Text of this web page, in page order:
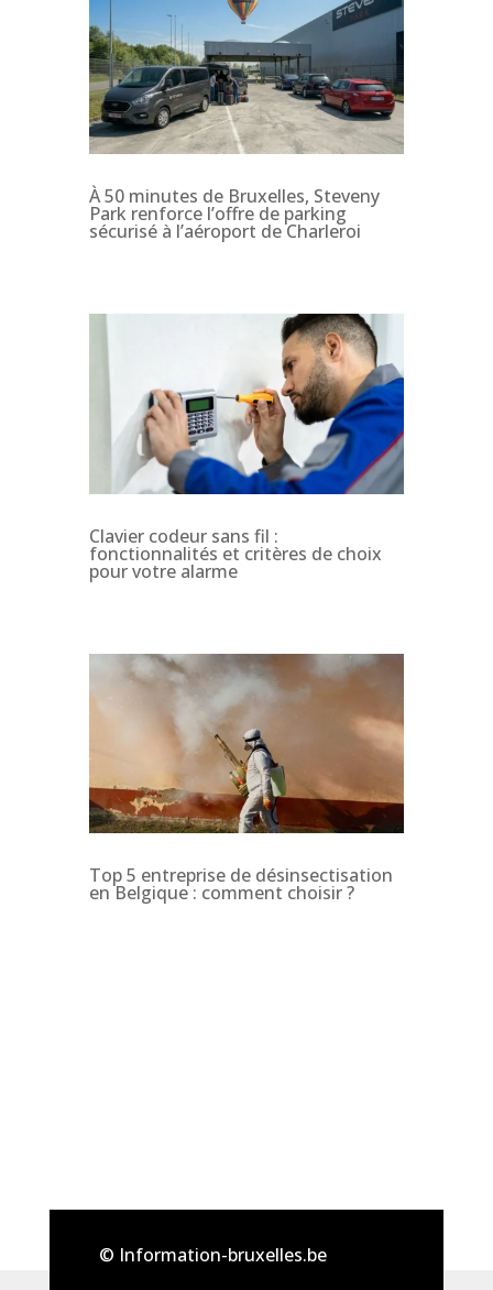
À 50 minutes de Bruxelles, Steveny
Park renforce l’offre de parking
sécurisé à l’aéroport de Charleroi
Clavier codeur sans fil :
fonctionnalités et critères de choix
pour votre alarme
Top 5 entreprise de désinsectisation
en Belgique : comment choisir ?
© Information-bruxelles.be